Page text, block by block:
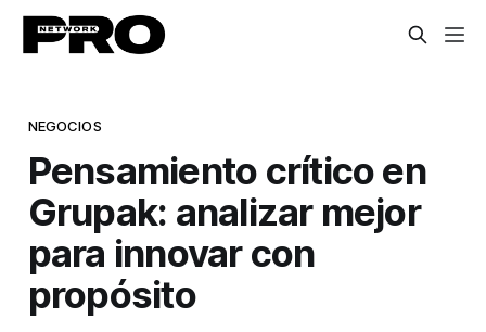
NEGOCIOS
Pensamiento crítico en
Grupak: analizar mejor
para innovar con
propósito